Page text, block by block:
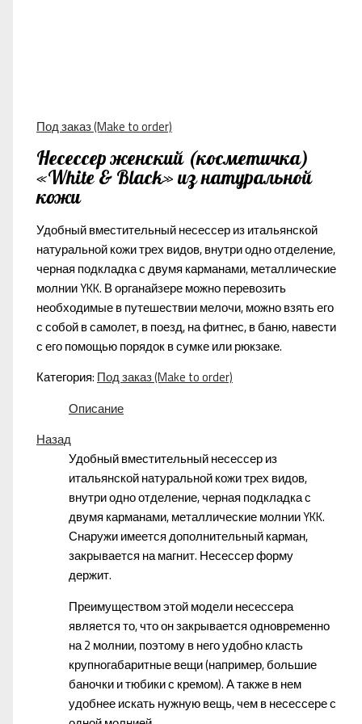
Под заказ (Make to order)
Несессер женский (косметичка)
«White & Black» из натуральной
кожи
Удобный вместительный несессер из итальянской
натуральной кожи трех видов, внутри одно отделение,
черная подкладка с двумя карманами, металлические
молнии YKK. В органайзере можно перевозить
необходимые в путешествии мелочи, можно взять его
с собой в самолет, в поезд, на фитнес, в баню, навести
с его помощью порядок в сумке или рюкзаке.
Категория: Под заказ (Make to order)
Описание
Назад
Удобный вместительный несессер из
итальянской натуральной кожи трех видов,
внутри одно отделение, черная подкладка с
двумя карманами, металлические молнии YKK.
Снаружи имеется дополнительный карман,
закрывается на магнит. Несессер форму
держит.
Преимуществом этой модели несессера
является то, что он закрывается одновременно
на 2 молнии, поэтому в него удобно класть
крупногабаритные вещи (например, большие
баночки и тюбики с кремом). А также в нем
удобнее искать нужную вещь, чем в несессере с